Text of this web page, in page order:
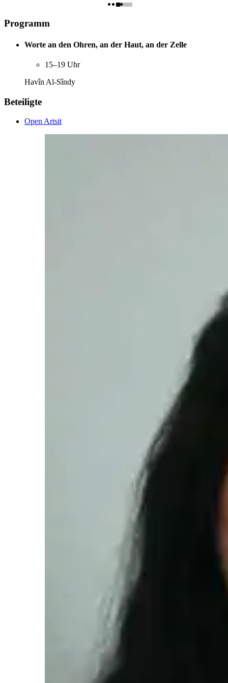
Programm
Worte an den Ohren, an der Haut, an der Zelle
15–19 Uhr
Havîn Al-Sîndy
Beteiligte
Open Artsit